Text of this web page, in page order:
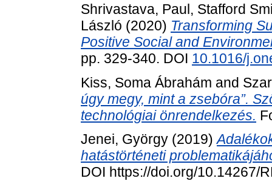
Shrivastava, Paul, Stafford
László (2020) Transforming
Positive Social and
pp. 329-340. DOI 10.1016/
Kiss, Soma Ábrahám and
úgy megy, mint a zsebóra”.
technológiai önrendelkezés.
Jenei, György (2019)
hatástörténeti
DOI https://doi.org/10.14267/